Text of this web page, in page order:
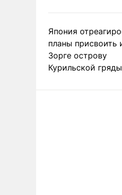
Япония
планы присвоить
Зорге острову
Курильской гряды